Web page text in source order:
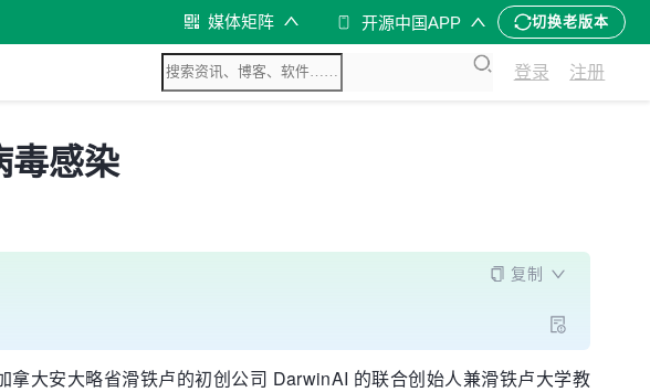
媒体矩阵 开源中国APP 切换老版本
登录 注册
毒感染
复制
大安大略省滑铁卢的初创公司 DarwinAI 的联合创始人兼滑铁卢大学教